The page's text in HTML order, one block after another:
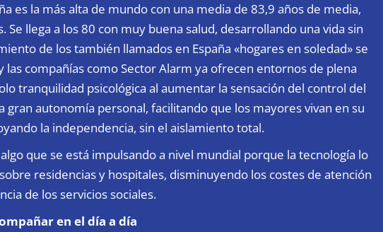
es la más alta de mundo con una media de 83,9 años de media,
llega a los 80 con muy buena salud, desarrollando una vida sin
de los también llamados en España «hogares en soledad» se
compañías como Sector Alarm ya ofrecen entornos de plena
tranquilidad psicológica al aumentar la sensación del control del
autonomía personal, facilitando que los mayores vivan en su
la independencia, sin el aislamiento total.
que se está impulsando a nivel mundial porque la tecnología lo
residencias y hospitales, disminuyendo los costes de atención
de los servicios sociales.
en el día a día